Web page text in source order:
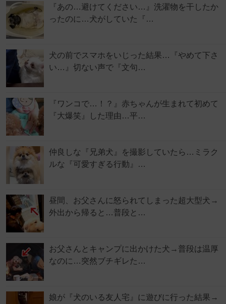
『あの…避けてください…』洗濯物を干したか
ったのに…犬がしていた『…
犬の前でスマホをいじった結果…『やめて下さ
い…』切ない声で『文句…
『ワンコで…！？』赤ちゃんが生まれて初めて
『大爆笑』した理由…平…
仲良しな『兄弟犬』を撮影していたら…ミラク
ルな『可愛すぎる行動』…
昼間、お父さんに怒られてしまった超大型犬→
外出から帰ると…普段と…
お父さんとキャンプに出かけた犬→普段は温厚
なのに…突然ブチギレた…
娘が『犬のいる友人宅』に遊びに行った結果→